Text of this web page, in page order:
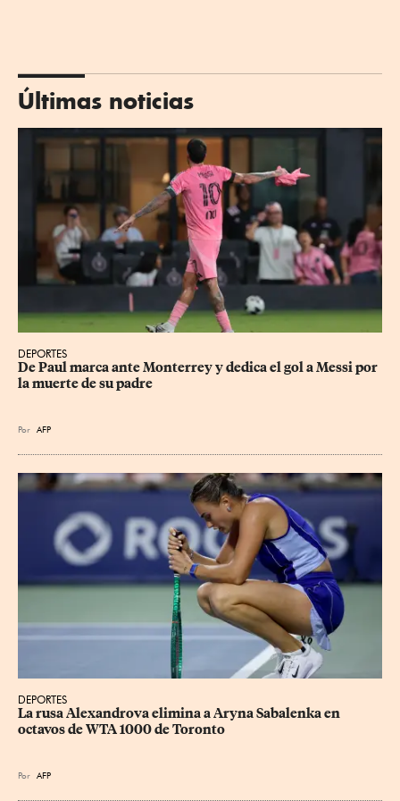
Últimas noticias
DEPORTES
De Paul marca ante Monterrey y dedica el gol a Messi por
la muerte de su padre
Por AFP
DEPORTES
La rusa Alexandrova elimina a Aryna Sabalenka en
octavos de WTA 1000 de Toronto
Por AFP